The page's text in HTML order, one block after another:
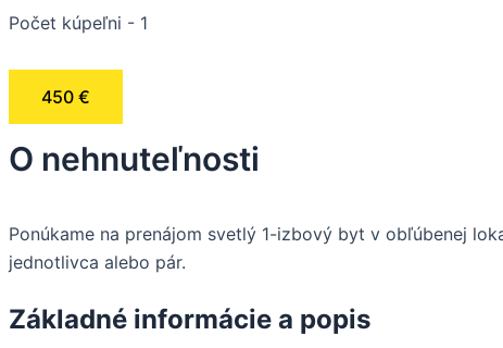
Počet kúpeľni - 1
450 €
O nehnuteľnosti
Ponúkame na prenájom svetlý 1-izbový byt v obľúbenej
jednotlivca alebo pár.
Základné informácie a popis